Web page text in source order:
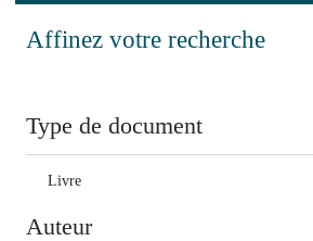
Affinez votre recherche
Type de document
Livre
Auteur